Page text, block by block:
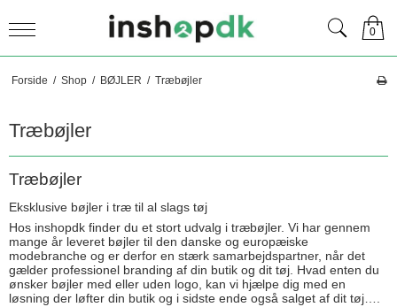
0
Forside / Shop / BØJLER / Træbøjler
Træbøjler
Træbøjler
Eksklusive bøjler i træ til al slags tøj
Hos inshopdk finder du et stort udvalg i træbøjler. Vi har gennem
mange år leveret bøjler til den danske og europæiske
modebranche og er derfor en stærk samarbejdspartner, når det
gælder professionel branding af din butik og dit tøj. Hvad enten du
ønsker bøjler med eller uden logo, kan vi hjælpe dig med en
løsning der løfter din butik og i sidste ende også salget af dit tøj….